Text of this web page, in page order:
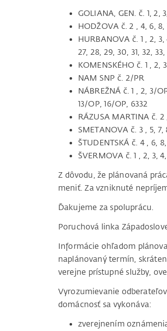
GOLIANA, GEN. č. 1, 2,
HODŽOVA č. 2 , 4, 6, 8,
HURBANOVA č. 1 , 2, 3,
27, 28, 29, 30, 31, 32,
KOMENSKÉHO č. 1 , 2,
NAM SNP č. 2/PR
NÁBREŽNÁ č. 1 , 2, 3/
13/OP, 16/OP, 6332
RÁZUSA MARTINA č. 2
SMETANOVA č. 3 , 5, 7,
ŠTUDENTSKÁ č. 4 , 6,
ŠVERMOVA č. 1 , 2, 3, 4,
Z dôvodu, že plánovaná
meniť. Za vzniknuté
Ďakujeme za spoluprácu.
Poruchová linka
Informácie ohľadom
naplánovaný termín,
verejne prístupné služby,
Vyrozumievanie
domácnosť sa vykonáva:
zverejnením